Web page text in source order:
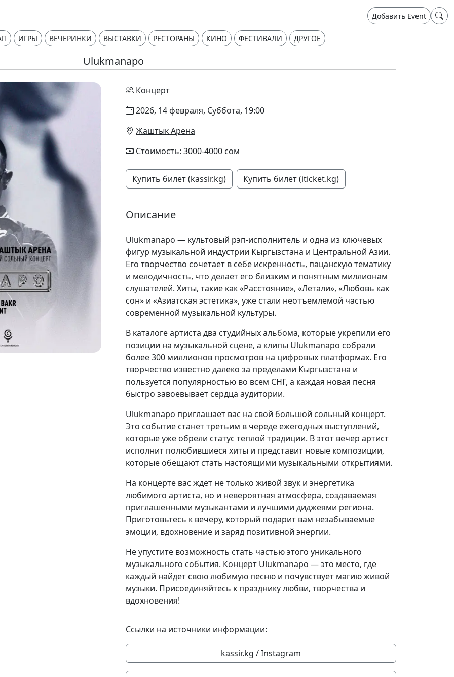
Добавить Event
ИГРЫ ВЕЧЕРИНКИ ВЫСТАВКИ РЕСТОРАНЫ КИНО ФЕСТИВАЛИ ДРУГОЕ
Ulukmanapo
Концерт
2026, 14 февраля, Суббота, 19:00
Жаштык Арена
Стоимость: 3000-4000 сом
Купить билет (kassir.kg) Купить билет (iticket.kg)
Описание
Ulukmanapo — культовый рэп-исполнитель и одна из ключевых
фигур музыкальной индустрии Кыргызстана и Центральной Азии.
Его творчество сочетает в себе искренность, пацанскую тематику
и мелодичность, что делает его близким и понятным миллионам
слушателей. Хиты, такие как «Расстояние», «Летали», «Любовь как
сон» и «Азиатская эстетика», уже стали неотъемлемой частью
современной музыкальной культуры.
В каталоге артиста два студийных альбома, которые укрепили его
позиции на музыкальной сцене, а клипы Ulukmanapo собрали
более 300 миллионов просмотров на цифровых платформах. Его
творчество известно далеко за пределами Кыргызстана и
пользуется популярностью во всем СНГ, а каждая новая песня
быстро завоевывает сердца аудитории.
Ulukmanapo приглашает вас на свой большой сольный концерт.
Это событие станет третьим в череде ежегодных выступлений,
которые уже обрели статус теплой традиции. В этот вечер артист
исполнит полюбившиеся хиты и представит новые композиции,
которые обещают стать настоящими музыкальными открытиями.
На концерте вас ждет не только живой звук и энергетика
любимого артиста, но и невероятная атмосфера, создаваемая
приглашенными музыкантами и лучшими диджеями региона.
Приготовьтесь к вечеру, который подарит вам незабываемые
эмоции, вдохновение и заряд позитивной энергии.
Не упустите возможность стать частью этого уникального
музыкального события. Концерт Ulukmanapo — это место, где
каждый найдет свою любимую песню и почувствует магию живой
музыки. Присоединяйтесь к празднику любви, творчества и
вдохновения!
Ссылки на источники информации:
kassir.kg / Instagram